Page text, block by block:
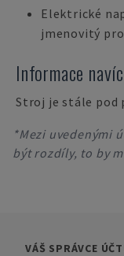
Elektrické
jmenovitý
Informace navíc
Stroj je stále pod
*Mezi uvedenými
být rozdíly, to by
VÁŠ SPRÁVCE